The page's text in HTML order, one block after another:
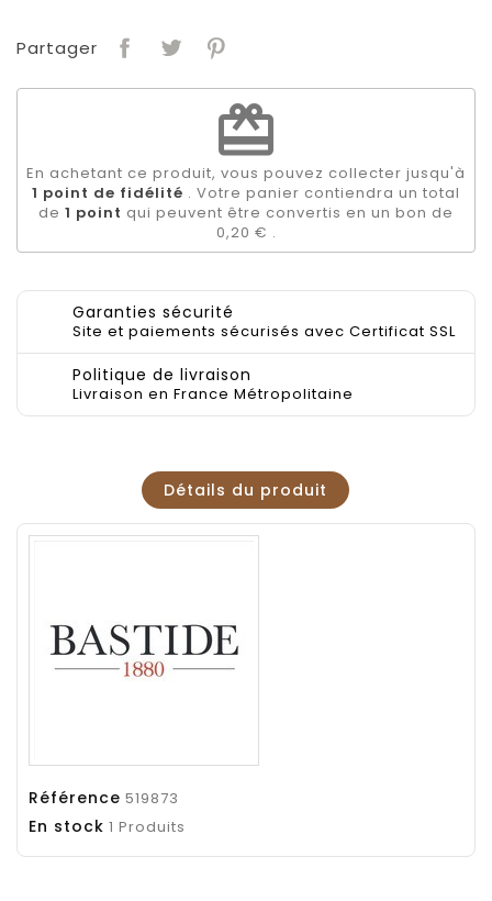
Partager
redeem
En achetant ce produit, vous pouvez collecter jusqu'à
1 point de fidélité . Votre panier contiendra un total
de 1 point qui peuvent être convertis en un bon de
0,20 € .
Garanties sécurité
Site et paiements sécurisés avec Certificat SSL
Politique de livraison
Livraison en France Métropolitaine
Détails du produit
Référence 519873
En stock 1 Produits